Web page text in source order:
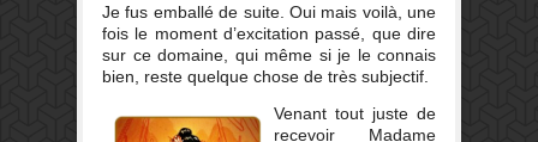
Je fus emballé de suite. Oui mais voilà, une
fois le moment d’excitation passé, que dire
sur ce domaine, qui même si je le connais
bien, reste quelque chose de très subjectif.
Venant tout juste de
recevoir Madame